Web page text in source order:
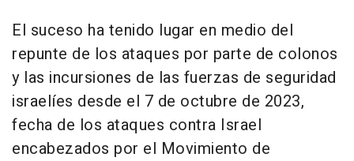
El suceso ha tenido lugar en medio del
repunte de los ataques por parte de colonos
y las incursiones de las fuerzas de seguridad
israelíes desde el 7 de octubre de 2023,
fecha de los ataques contra Israel
encabezados por el Movimiento de